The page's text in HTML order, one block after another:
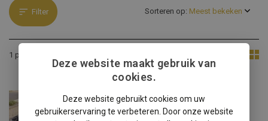
Filter
1 product
Sorteren op:
BMW Z3 Widebody windscherm
Deze website maakt gebruik van
cookies.
Deze website gebruikt cookies om uw
gebruikerservaring te verbeteren. Door onze website